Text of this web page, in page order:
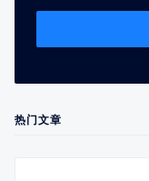
热门文章